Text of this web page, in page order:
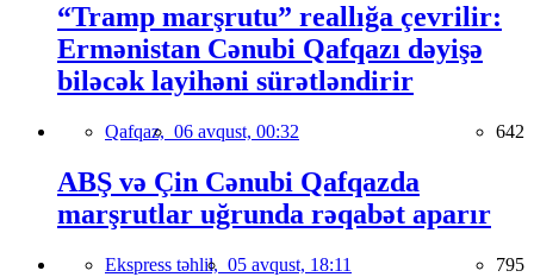
“Tramp marşrutu” reallığa çevrilir:
Ermənistan Cənubi Qafqazı dəyişə
biləcək layihəni sürətləndirir
Qafqaz, 06 avqust, 00:32 642
ABŞ və Çin Cənubi Qafqazda
marşrutlar uğrunda rəqabət aparır
Ekspress təhlil, 05 avqust, 18:11 795